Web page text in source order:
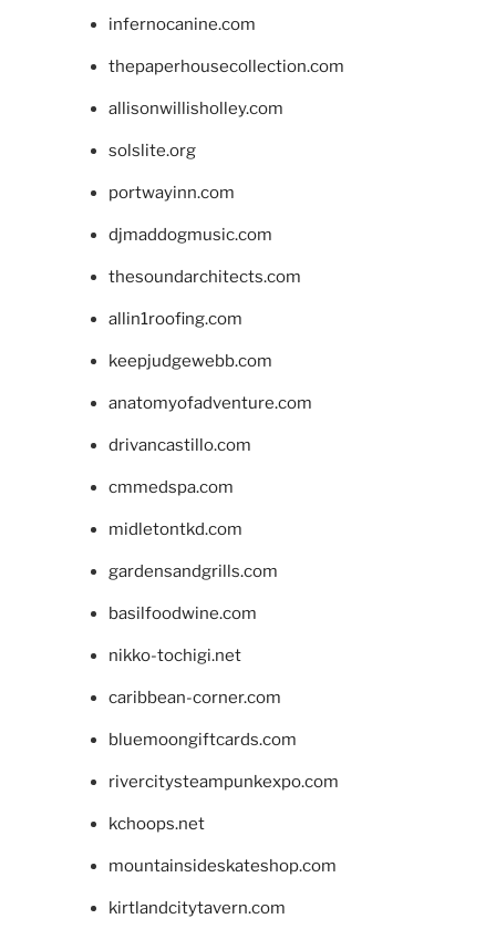
infernocanine.com
thepaperhousecollection.com
allisonwillisholley.com
solslite.org
portwayinn.com
djmaddogmusic.com
thesoundarchitects.com
allin1roofing.com
keepjudgewebb.com
anatomyofadventure.com
drivancastillo.com
cmmedspa.com
midletontkd.com
gardensandgrills.com
basilfoodwine.com
nikko-tochigi.net
caribbean-corner.com
bluemoongiftcards.com
rivercitysteampunkexpo.com
kchoops.net
mountainsideskateshop.com
kirtlandcitytavern.com